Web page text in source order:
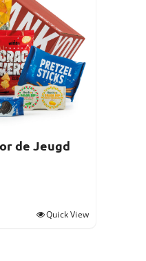
de Jeugd
Quick View